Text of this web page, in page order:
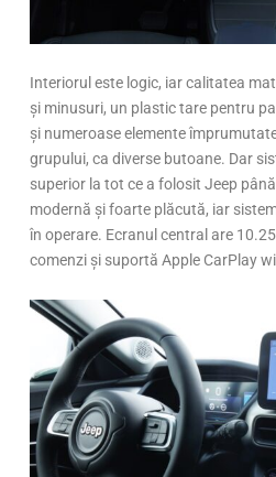
Interiorul este logic, iar calitatea
și minusuri, un plastic tare pentru
și numeroase elemente
grupului, ca diverse butoane. Dar
superior la tot ce a folosit Jeep
modernă și foarte plăcută, iar
în operare. Ecranul central are
comenzi și suportă Apple CarPlay